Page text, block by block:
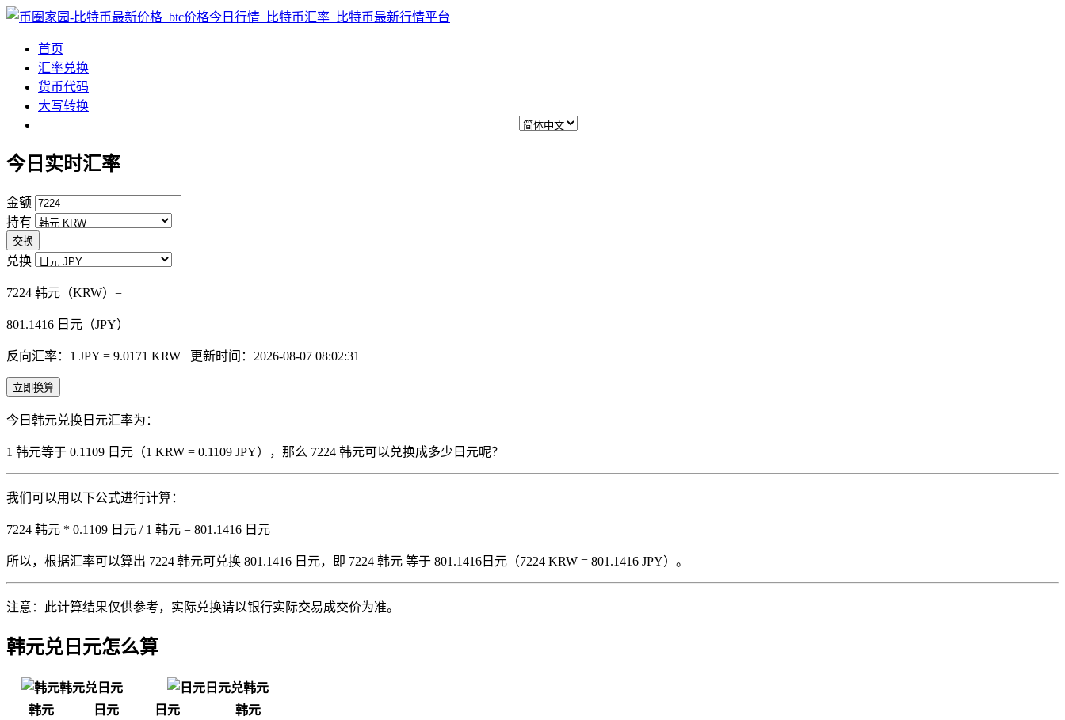
首页
汇率兑换
货币代码
大写转换
今日实时汇率
金额
持有
交换
兑换
7224 韩元（KRW）=
801.1416 日元（JPY）
反向汇率：1 JPY = 9.0171 KRW 更新时间：2026-08-07 08:02:31
立即换算
今日韩元兑换日元汇率为：
1 韩元等于 0.1109 日元（1 KRW = 0.1109 JPY），那么 7224 韩元可以兑换成多少日元呢？
我们可以用以下公式进行计算：
7224 韩元 * 0.1109 日元 / 1 韩元 = 801.1416 日元
所以，根据汇率可以算出 7224 韩元可兑换 801.1416 日元，即 7224 韩元 等于 801.1416日元（7224 KRW = 801.1416 JPY）。
注意：此计算结果仅供参考，实际兑换请以银行实际交易成交价为准。
韩元兑日元怎么算
韩元兑日元
日元兑韩元
韩元
日元 日元
韩元